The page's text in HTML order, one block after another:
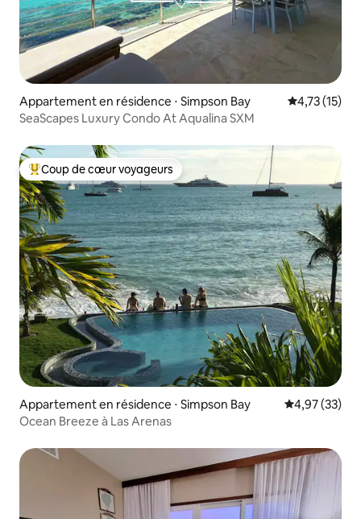
Appartement en résidence ⋅ Simpson Bay Évaluation
4,73 (15)
SeaScapes Luxury Condo At Aqualina SXM
Coups de cœur voyageurs les plus appréciés
Coup de cœur voyageurs
Appartement en résidence ⋅ Simpson Bay Évaluation
4,97 (33)
Ocean Breeze à Las Arenas